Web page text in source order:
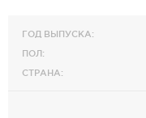
ГОД ВЫПУСКА:
ПОЛ:
СТРАНА: